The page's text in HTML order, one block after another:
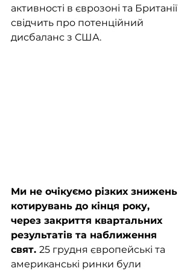
активності в єврозоні та Британії
свідчить про потенційний
дисбаланс з США.
Ми не очікуємо різких знижень
котирувань до кінця року,
через закриття квартальних
результатів та наближення
свят. 25 грудня європейські та
американські ринки були